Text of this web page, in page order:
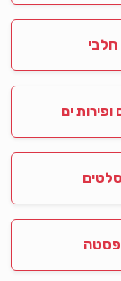
חלבי
ופירות ים
סלטים
פסטה